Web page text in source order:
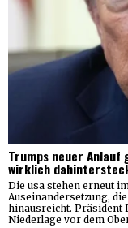
Trumps neuer Anlauf
wirklich
Die usa stehen erneut
Auseinandersetzung,
hinausreicht. Präsident
Niederlage vor dem